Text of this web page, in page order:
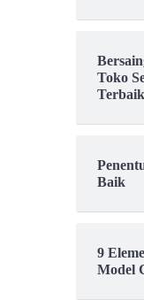
Toko
Baik
9
Model